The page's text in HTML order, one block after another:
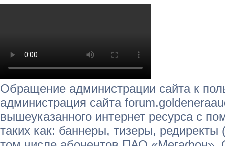
Обращение администрации сайта к
администрация сайта
вышеуказанного интернет ресурса с
таких как: баннеры, тизеры,